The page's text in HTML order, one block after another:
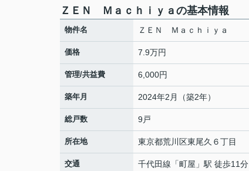
ＺＥＮ Ｍａｃｈｉｙａの基本情報
物件名 ＺＥＮ Ｍａｃｈｉｙａ
価格 7.9万円
管理/共益費 6,000円
築年月 2024年2月（築2年）
総戸数 9戸
所在地 東京都荒川区東尾久 ６丁目
交通 千代田線 「町屋 」駅 徒歩11分